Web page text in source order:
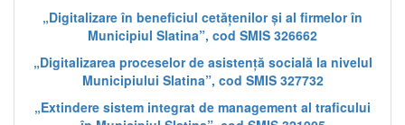
„Digitalizare în beneficiul cetățenilor și al firmelor în
Municipiul Slatina”, cod SMIS 326662
„Digitalizarea proceselor de asistență socială la nivelul
Municipiului Slatina”, cod SMIS 327732
„Extindere sistem integrat de management al traficului